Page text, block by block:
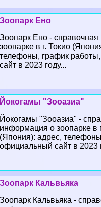
Зоопарк Ено
Зоопарк Ено -
зоопарке в г. Токио
телефоны, график
сайт в 2023 году...
Йокогамы "Зооазиа"
Йокогамы "Зооазиа" -
информация о зоопарке в
(Япония): адрес,
официальный сайт в 2023
Зоопарк Кальвьяка
Зоопарк Кальвьяка -